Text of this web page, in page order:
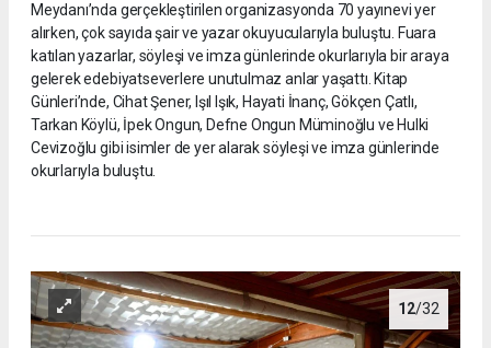
Meydanı’nda gerçekleştirilen organizasyonda 70 yayınevi yer
alırken, çok sayıda şair ve yazar okuyucularıyla buluştu. Fuara
katılan yazarlar, söyleşi ve imza günlerinde okurlarıyla bir araya
gelerek edebiyatseverlere unutulmaz anlar yaşattı. Kitap
Günleri’nde, Cihat Şener, Işıl Işık, Hayati İnanç, Gökçen Çatlı,
Tarkan Köylü, İpek Ongun, Defne Ongun Müminoğlu ve Hulki
Cevizoğlu gibi isimler de yer alarak söyleşi ve imza günlerinde
okurlarıyla buluştu.
12/32